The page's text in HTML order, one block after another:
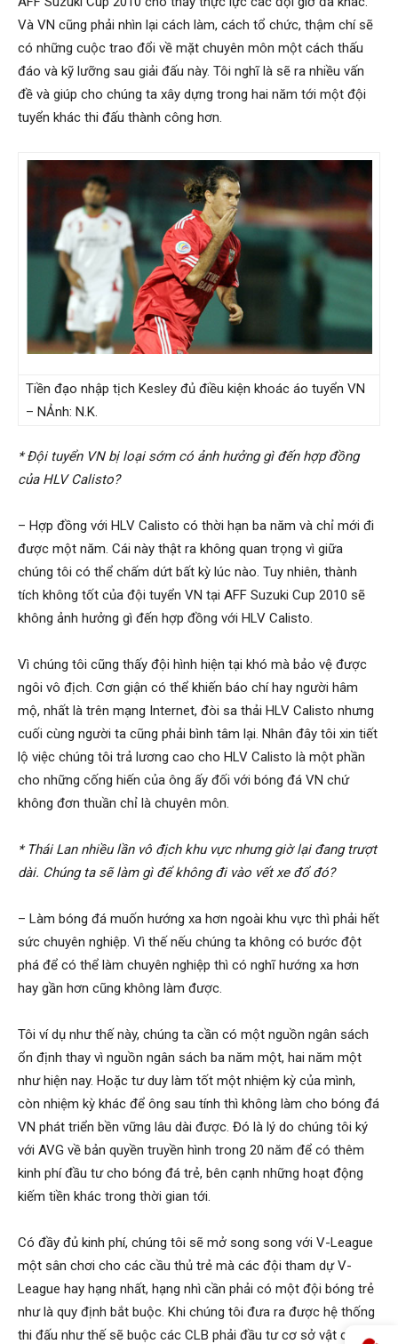
cong
tham
Và VN cũng phải nhìn lại cách làm, cách tổ chức, thậm chí sẽ
có những cuộc trao đổi về mặt chuyên môn một cách thấu
đáo và kỹ lưỡng sau giải đấu này. Tôi nghĩ là sẽ ra nhiều vấn
đề và giúp cho chúng ta xây dựng trong hai năm tới một đội
tuyển khác thi đấu thành công hơn.
Tiền đạo nhập tịch Kesley đủ điều kiện khoác áo tuyển VN
– NẢnh: N.K.
* Đội tuyển VN bị loại sớm có ảnh hưởng gì đến hợp đồng
của HLV Calisto?
– Hợp đồng với HLV Calisto có thời hạn ba năm và chỉ mới đi
được một năm. Cái này thật ra không quan trọng vì giữa
chúng tôi có thể chấm dứt bất kỳ lúc nào. Tuy nhiên, thành
tích không tốt của đội tuyển VN tại AFF Suzuki Cup 2010 sẽ
không ảnh hưởng gì đến hợp đồng với HLV Calisto.
Vì chúng tôi cũng thấy đội hình hiện tại khó mà bảo vệ được
ngôi vô địch. Cơn giận có thể khiến báo chí hay người hâm
mộ, nhất là trên mạng Internet, đòi sa thải HLV Calisto nhưng
cuối cùng người ta cũng phải bình tâm lại. Nhân đây tôi xin tiết
lộ việc chúng tôi trả lương cao cho HLV Calisto là một phần
cho những cống hiến của ông ấy đối với bóng đá VN chứ
không đơn thuần chỉ là chuyên môn.
* Thái Lan nhiều lần vô địch khu vực nhưng giờ lại đang trượt
dài. Chúng ta sẽ làm gì để không đi vào vết xe đổ đó?
– Làm bóng đá muốn hướng xa hơn ngoài khu vực thì phải hết
sức chuyên nghiệp. Vì thế nếu chúng ta không có bước đột
phá để có thể làm chuyên nghiệp thì có nghĩ hướng xa hơn
hay gần hơn cũng không làm được.
Tôi ví dụ như thế này, chúng ta cần có một nguồn ngân sách
ổn định thay vì nguồn ngân sách ba năm một, hai năm một
như hiện nay. Hoặc tư duy làm tốt một nhiệm kỳ của mình,
còn nhiệm kỳ khác để ông sau tính thì không làm cho bóng đá
VN phát triển bền vững lâu dài được. Đó là lý do chúng tôi ký
với AVG về bản quyền truyền hình trong 20 năm để có thêm
kinh phí đầu tư cho bóng đá trẻ, bên cạnh những hoạt động
kiếm tiền khác trong thời gian tới.
Có đầy đủ kinh phí, chúng tôi sẽ mở song song với V-League
một sân chơi cho các cầu thủ trẻ mà các đội tham dự V-
League hay hạng nhất, hạng nhì cần phải có một đội bóng trẻ
như là quy định bắt buộc. Khi chúng tôi đưa ra được hệ thống
thi đấu như thế sẽ buộc các CLB phải đầu tư cơ sở vật chất,